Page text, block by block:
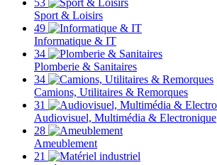
53
Sport & Loisirs
49
Informatique & IT
34
Plomberie & Sanitaires
34
Camions, Utilitaires & Remorques
31
Audiovisuel, Multimédia & Electronique
28
Ameublement
21